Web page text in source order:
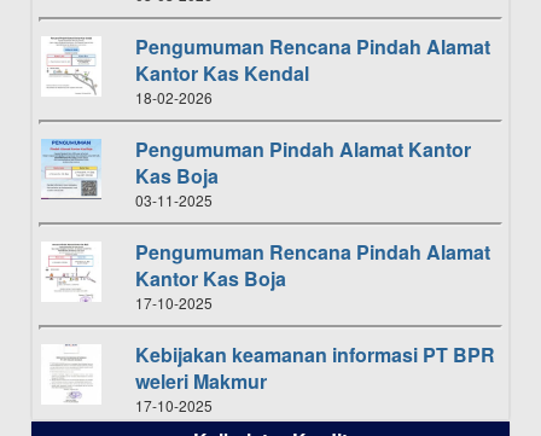
Pengumuman Rencana Pindah Alamat
Kantor Kas Kendal
18-02-2026
Pengumuman Pindah Alamat Kantor
Kas Boja
03-11-2025
Pengumuman Rencana Pindah Alamat
Kantor Kas Boja
17-10-2025
Kebijakan keamanan informasi PT BPR
weleri Makmur
17-10-2025